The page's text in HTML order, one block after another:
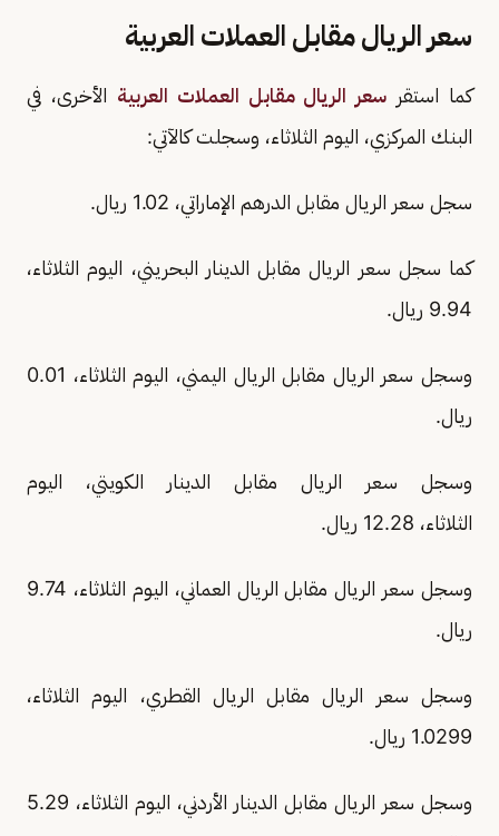
سعر الريال مقابل العملات العربية
كما استقر سعر الريال مقابل العملات العربية الأخرى، في
البنك المركزي، اليوم الثلاثاء، وسجلت كالآتي:
سجل سعر الريال مقابل الدرهم الإماراتي، 1.02 ريال.
كما سجل سعر الريال مقابل الدينار البحريني، اليوم الثلاثاء،
9.94 ريال.
وسجل سعر الريال مقابل الريال اليمني، اليوم الثلاثاء، 0.01
ريال.
وسجل سعر الريال مقابل الدينار الكويتي، اليوم
الثلاثاء، 12.28 ريال.
وسجل سعر الريال مقابل الريال العماني، اليوم الثلاثاء، 9.74
ريال.
وسجل سعر الريال مقابل الريال القطري، اليوم الثلاثاء،
1.0299 ريال.
وسجل سعر الريال مقابل الدينار الأردني، اليوم الثلاثاء، 5.29